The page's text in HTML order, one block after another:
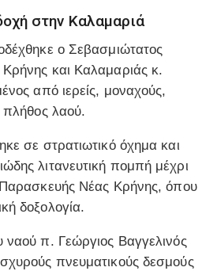
στην Καλαμαριά
ο Σεβασμιώτατος
και Καλαμαριάς κ.
από ιερείς, μοναχούς,
πλήθος λαού.
σε στρατιωτικό όχημα και
λιτανευτική πομπή μέχρι
Νέας Κρήνης, όπου
δοξολογία.
ναού π. Γεώργιος Βαγγελινός
πνευματικούς δεσμούς